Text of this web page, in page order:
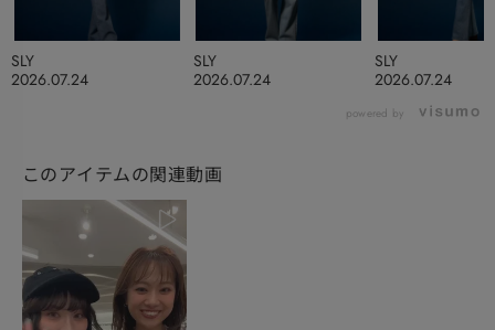
2026.07.24
SLY
2026.07.24
SLY
2026.07.24
SLY
powered by
このアイテムの関連動画